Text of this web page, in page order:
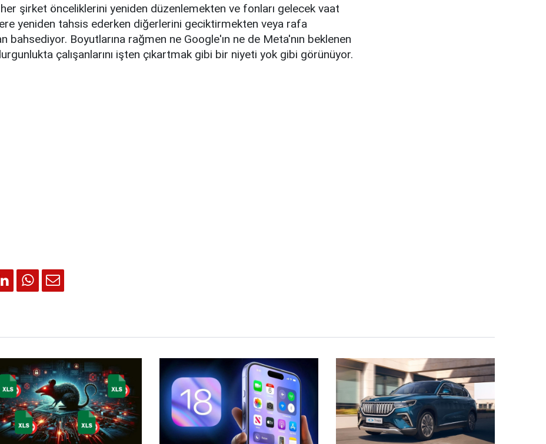
şirket önceliklerini yeniden düzenlemekten ve fonları gelecek vaat
yeniden tahsis ederken diğerlerini geciktirmekten veya rafa
bahsediyor. Boyutlarına rağmen ne Google'ın ne de Meta'nın beklenen
çalışanlarını işten çıkartmak gibi bir niyeti yok gibi görünüyor.